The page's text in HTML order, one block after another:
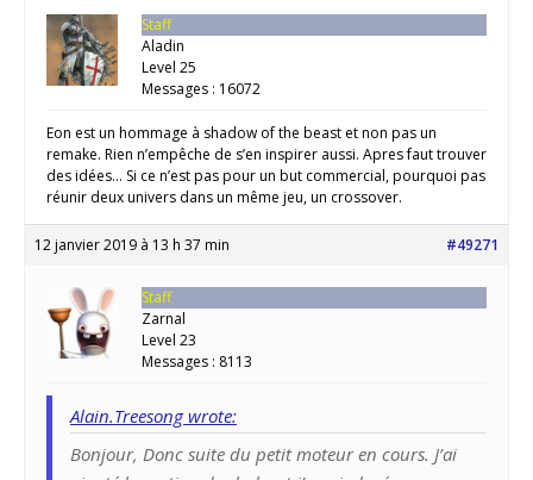
Staff
Aladin
Level 25
Messages : 16072
Eon est un hommage à shadow of the beast et non pas un
remake. Rien n’empêche de s’en inspirer aussi. Apres faut trouver
des idées… Si ce n’est pas pour un but commercial, pourquoi pas
réunir deux univers dans un même jeu, un crossover.
12 janvier 2019 à 13 h 37 min #49271
Staff
Zarnal
Level 23
Messages : 8113
Alain.Treesong wrote:
Bonjour, Donc suite du petit moteur en cours. J’ai